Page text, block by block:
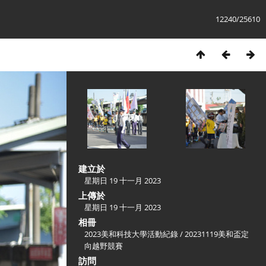
12240/25610
建立於
星期日 19 十一月 2023
上傳於
星期日 19 十一月 2023
相冊
2023美和科技大學活動紀錄/20231119美和盃定
向越野競賽
訪問